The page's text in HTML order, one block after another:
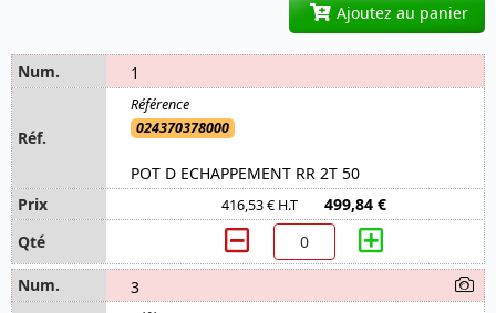
Ajoutez au panier
1
024370378000
POT D ECHAPPEMENT RR 2T 50
416,53 € H.T 499,84 €
3